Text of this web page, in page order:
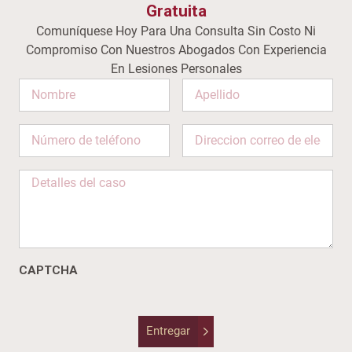
Gratuita
Comuníquese Hoy Para Una Consulta Sin Costo Ni
Compromiso Con Nuestros Abogados Con Experiencia
En Lesiones Personales
CAPTCHA
Comments
This
should
Entregar